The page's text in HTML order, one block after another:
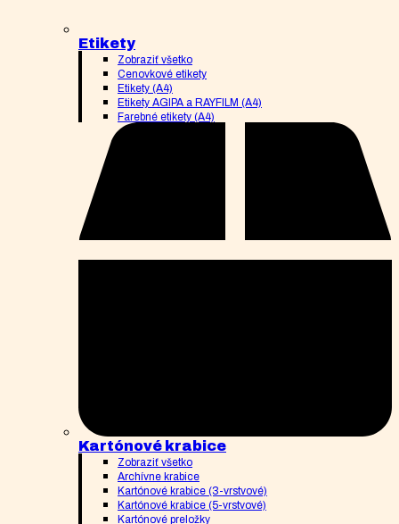
Etikety
Zobraziť všetko
Cenovkové etikety
Etikety (A4)
Etikety AGIPA a RAYFILM (A4)
Farebné etikety (A4)
Kartónové krabice
Zobraziť všetko
Archívne krabice
Kartónové krabice (3-vrstvové)
Kartónové krabice (5-vrstvové)
Kartónové preložky